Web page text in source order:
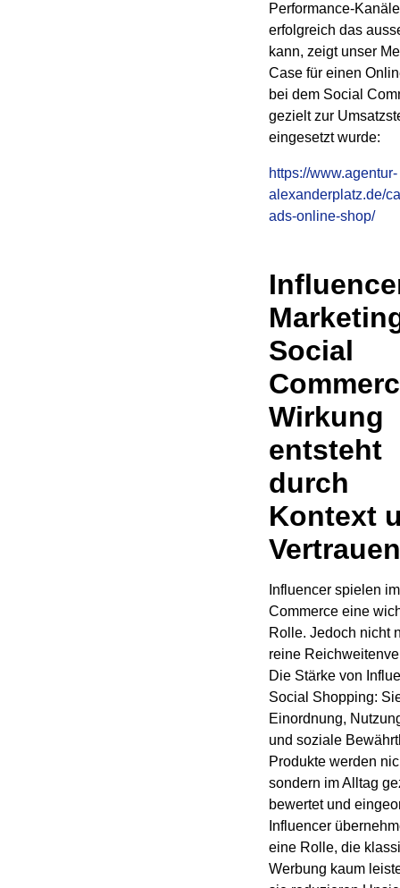
Performance-
erfolgreich das
kann, zeigt unser
Case für einen
bei dem Social
gezielt zur
eingesetzt wurde:
https://www.agentur-
alexanderplatz.de/
ads-online-shop/
Social
Wirkung
entsteht
durch
Kontext
Vertrauen
Influencer spielen
Commerce eine
Rolle. Jedoch nicht
reine
Die Stärke von
Social Shopping:
Einordnung,
und soziale
Produkte werden
sondern im Alltag
bewertet und
Influencer
eine Rolle, die
Werbung kaum